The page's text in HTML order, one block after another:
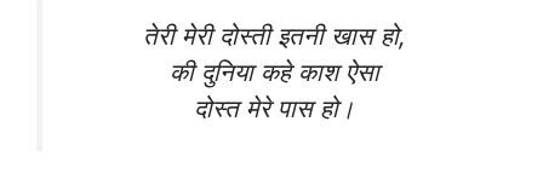
तेरी मेरी दोस्ती इतनी खास हो,
की दुनिया कहे काश ऐसा
दोस्त मेरे पास हो।